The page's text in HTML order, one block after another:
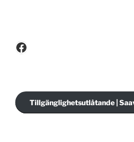
Facebook
Tillgänglighetsutlåtande |